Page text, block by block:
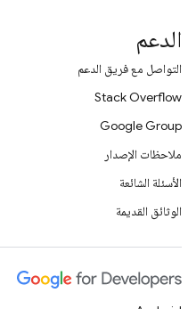
الدعم
التواصل مع فريق الدعم
Stack Overflow
Google Group
ملاحظات الإصدار
الأسئلة الشائعة
الوثائق القديمة